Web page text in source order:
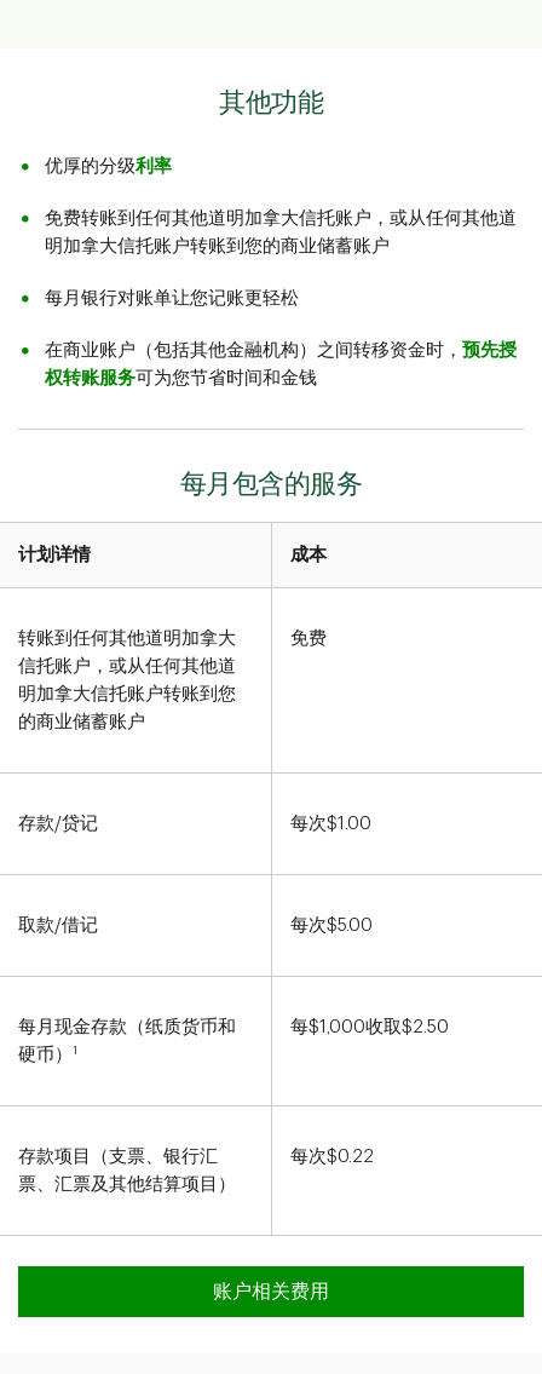
其他功能
优厚的分级利率
免费转账到任何其他道明加拿大信托账户，或从任何其他道
明加拿大信托账户转账到您的商业储蓄账户
每月银行对账单让您记账更轻松
在商业账户（包括其他金融机构）之间转移资金时， 预先授
权转账服务可为您节省时间和金钱
每月包含的服务
计划详情 成本
转账到任何其他道明加拿大
信托账户，或从任何其他道
明加拿大信托账户转账到您
的商业储蓄账户
免费
存款/贷记 每次$1.00
取款/借记 每次$5.00
每月现金存款（纸质货币和
硬币）
1
每$1,000收取$2.50
存款项目（支票、银行汇
票、汇票及其他结算项目）
每次$0.22
账户相关费用